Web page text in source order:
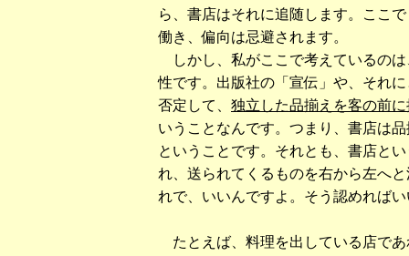
ら、書店はそれに追随します。ここ
働き、偏向は忌避されます。
しかし、私がここで考えているのは
性です。出版社の「宣伝」や、それ
否定して、 独立した品揃えを客の前
いうことなんです。つまり、書店は
ということです。それとも、書店と
れ、送られてくるものを右から左へ
れで、いいんですよ。そう認めれば
たとえば、料理を出している店で